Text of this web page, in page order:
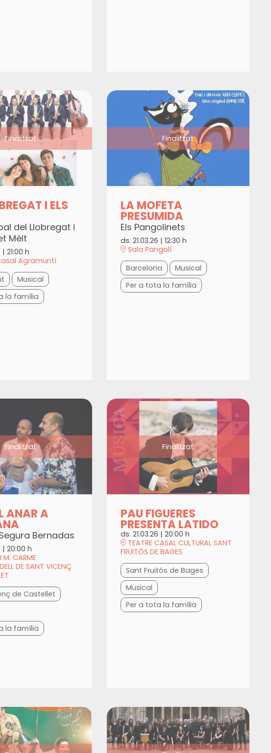
Finalitzat
I ELS
del Llobregat i
Mèlt
| 21:00 h
Agramuntí
Musical
la família
Finalitzat
LA MOFETA
PRESUMIDA
Els Pangolinets
ds. 21.03.26 | 12:30 h
Sala Pangolí
Barcelona
Musical
Per a tota la família
Finalitzat
ANAR A
Bernadas
| 20:00 h
M. CARME
DE SANT VICENÇ
de Castellet
la família
Finalitzat
PAU FIGUERES
PRESENTA LATIDO
ds. 21.03.26 | 20:00 h
TEATRE CASAL CULTURAL SANT
FRUITÓS DE BAGES
Sant Fruitós de Bages
Musical
Per a tota la família